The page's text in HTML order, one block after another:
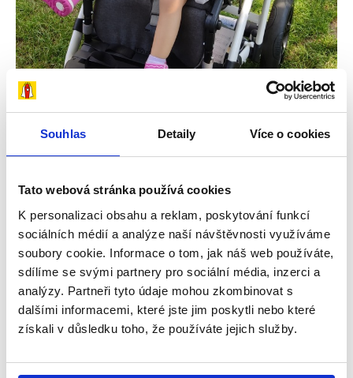
Souhlas Detaily Více o cookies
Tato webová stránka používá cookies
K personalizaci obsahu a reklam, poskytování funkcí
sociálních médií a analýze naší návštěvnosti využíváme
soubory cookie. Informace o tom, jak náš web používáte,
sdílíme se svými partnery pro sociální média, inzerci a
analýzy. Partneři tyto údaje mohou zkombinovat s
dalšími informacemi, které jste jim poskytli nebo které
získali v důsledku toho, že používáte jejich služby.
Snažíme se dělat vše potřebné, aby dcera
čtyřčlenná rodina – maminka Iva, tatínek Pavel a
jejich dvě dcery, Natálka...
Číst více
Příběhy